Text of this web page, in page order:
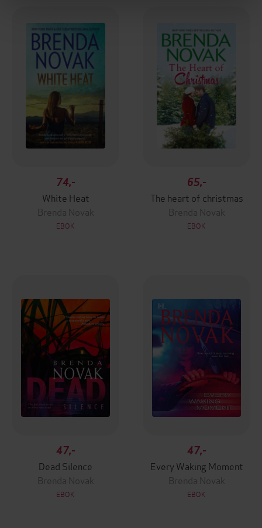
74,-
White Heat
Brenda Novak
EBOK
65,-
The heart of christmas
Brenda Novak
EBOK
47,-
Dead Silence
Brenda Novak
EBOK
47,-
Every Waking Moment
Brenda Novak
EBOK